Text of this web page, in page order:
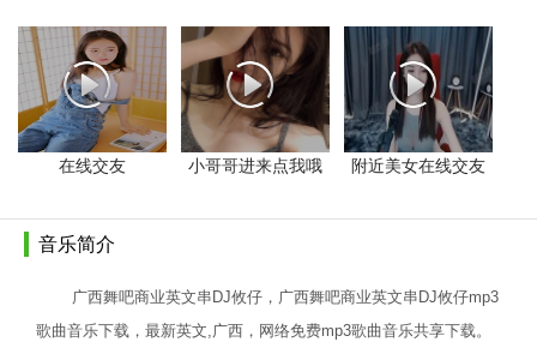
在线交友 小哥哥进来点我哦 附近美女在线交友
音乐简介
广西舞吧商业英文串DJ攸仔，广西舞吧商业英文串DJ攸仔mp3
歌曲音乐下载，最新英文,广西，网络免费mp3歌曲音乐共享下载。